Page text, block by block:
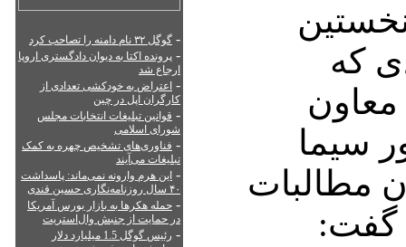
- گوگل ۳۲ نام دامنه را تصاحب کرد
- پرونده اکتا به دیوان دادگستری اروپا
ارجاع شد
- اعتراض به خودکشی تعدادی از
کارگران اپل در چین
- قوانین تبلیغات انتخابات مجلس
شورای اسلامی
- فناوری‌های تشخیص چهره به کمک
تبلیغات می‌آیند
- این هرم وارونه نمی‌ماند: پاسداشت
۴۰ سال روزنامه‌نگاری حسین قندی
- حمله هکرها به بازار بورس آمریکا
در حمایت از جنبش وال‌استریت
-
رئیس گوگل 1.5 میلیارد دلار
که
معاون
سیما
مطالبات
گفت: